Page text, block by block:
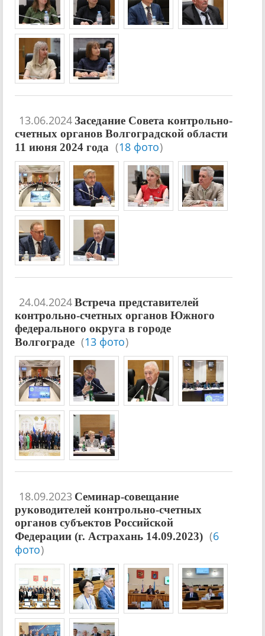
13.06.2024 Заседание Совета контрольно-
счетных органов Волгоградской области
11 июня 2024 года (18 фото)
24.04.2024Встреча представителей
контрольно-счетных органов Южного
федерального округа в городе
Волгограде (13 фото)
18.09.2023 Семинар-совещание
руководителей контрольно-счетных
органов субъектов Российской
Федерации (г. Астрахань 14.09.2023) (6
фото)